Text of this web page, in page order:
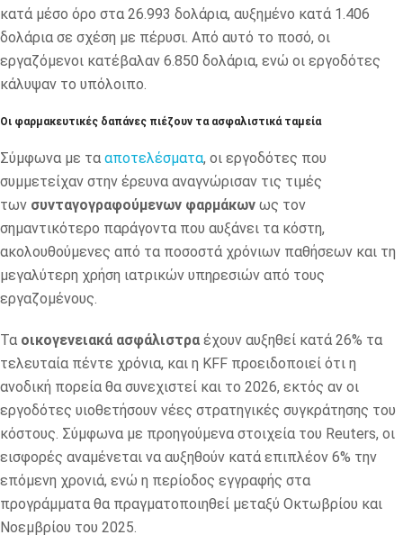
κατά μέσο όρο στα 26.993 δολάρια, αυξημένο κατά 1.406
δολάρια σε σχέση με πέρυσι. Από αυτό το ποσό, οι
εργαζόμενοι κατέβαλαν 6.850 δολάρια, ενώ οι εργοδότες
κάλυψαν το υπόλοιπο.
Οι φαρμακευτικές δαπάνες πιέζουν τα ασφαλιστικά ταμεία
Σύμφωνα με τα αποτελέσματα, οι εργοδότες που
συμμετείχαν στην έρευνα αναγνώρισαν τις τιμές
των συνταγογραφούμενων φαρμάκων ως τον
σημαντικότερο παράγοντα που αυξάνει τα κόστη,
ακολουθούμενες από τα ποσοστά χρόνιων παθήσεων και τη
μεγαλύτερη χρήση ιατρικών υπηρεσιών από τους
εργαζομένους.
Τα οικογενειακά ασφάλιστρα έχουν αυξηθεί κατά 26% τα
τελευταία πέντε χρόνια, και η KFF προειδοποιεί ότι η
ανοδική πορεία θα συνεχιστεί και το 2026, εκτός αν οι
εργοδότες υιοθετήσουν νέες στρατηγικές συγκράτησης του
κόστους. Σύμφωνα με προηγούμενα στοιχεία του Reuters, οι
εισφορές αναμένεται να αυξηθούν κατά επιπλέον 6% την
επόμενη χρονιά, ενώ η περίοδος εγγραφής στα
προγράμματα θα πραγματοποιηθεί μεταξύ Οκτωβρίου και
Νοεμβρίου του 2025.